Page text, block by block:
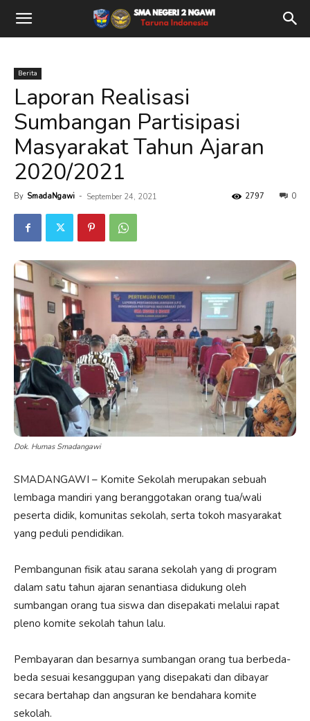
Berita
Laporan Realisasi
Sumbangan Partisipasi
Masyarakat Tahun Ajaran
2020/2021
By SmadaNgawi - September 24, 2021 0
2797
Dok. Humas Smadangawi
SMADANGAWI – Komite Sekolah merupakan sebuah
lembaga mandiri yang beranggotakan orang tua/wali
peserta didik, komunitas sekolah, serta tokoh masyarakat
yang peduli pendidikan.
Pembangunan fisik atau sarana sekolah yang di program
dalam satu tahun ajaran senantiasa didukung oleh
sumbangan orang tua siswa dan disepakati melalui rapat
pleno komite sekolah tahun lalu.
Pembayaran dan besarnya sumbangan orang tua berbeda-
beda sesuai kesanggupan yang disepakati dan dibayar
secara bertahap dan angsuran ke bendahara komite
sekolah.